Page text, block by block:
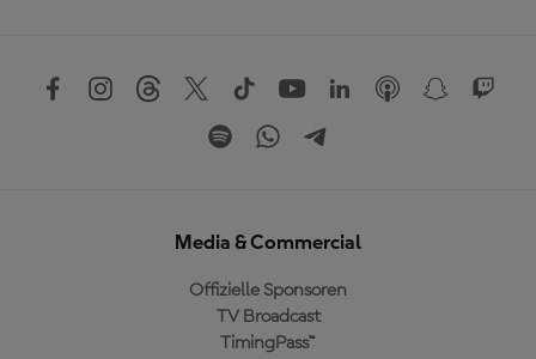
Media & Commercial
Offizielle Sponsoren
TV Broadcast
TimingPass™